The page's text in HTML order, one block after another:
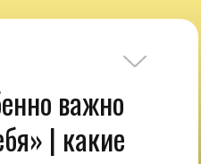
важно
| какие